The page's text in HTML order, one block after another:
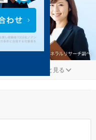
もっと見る